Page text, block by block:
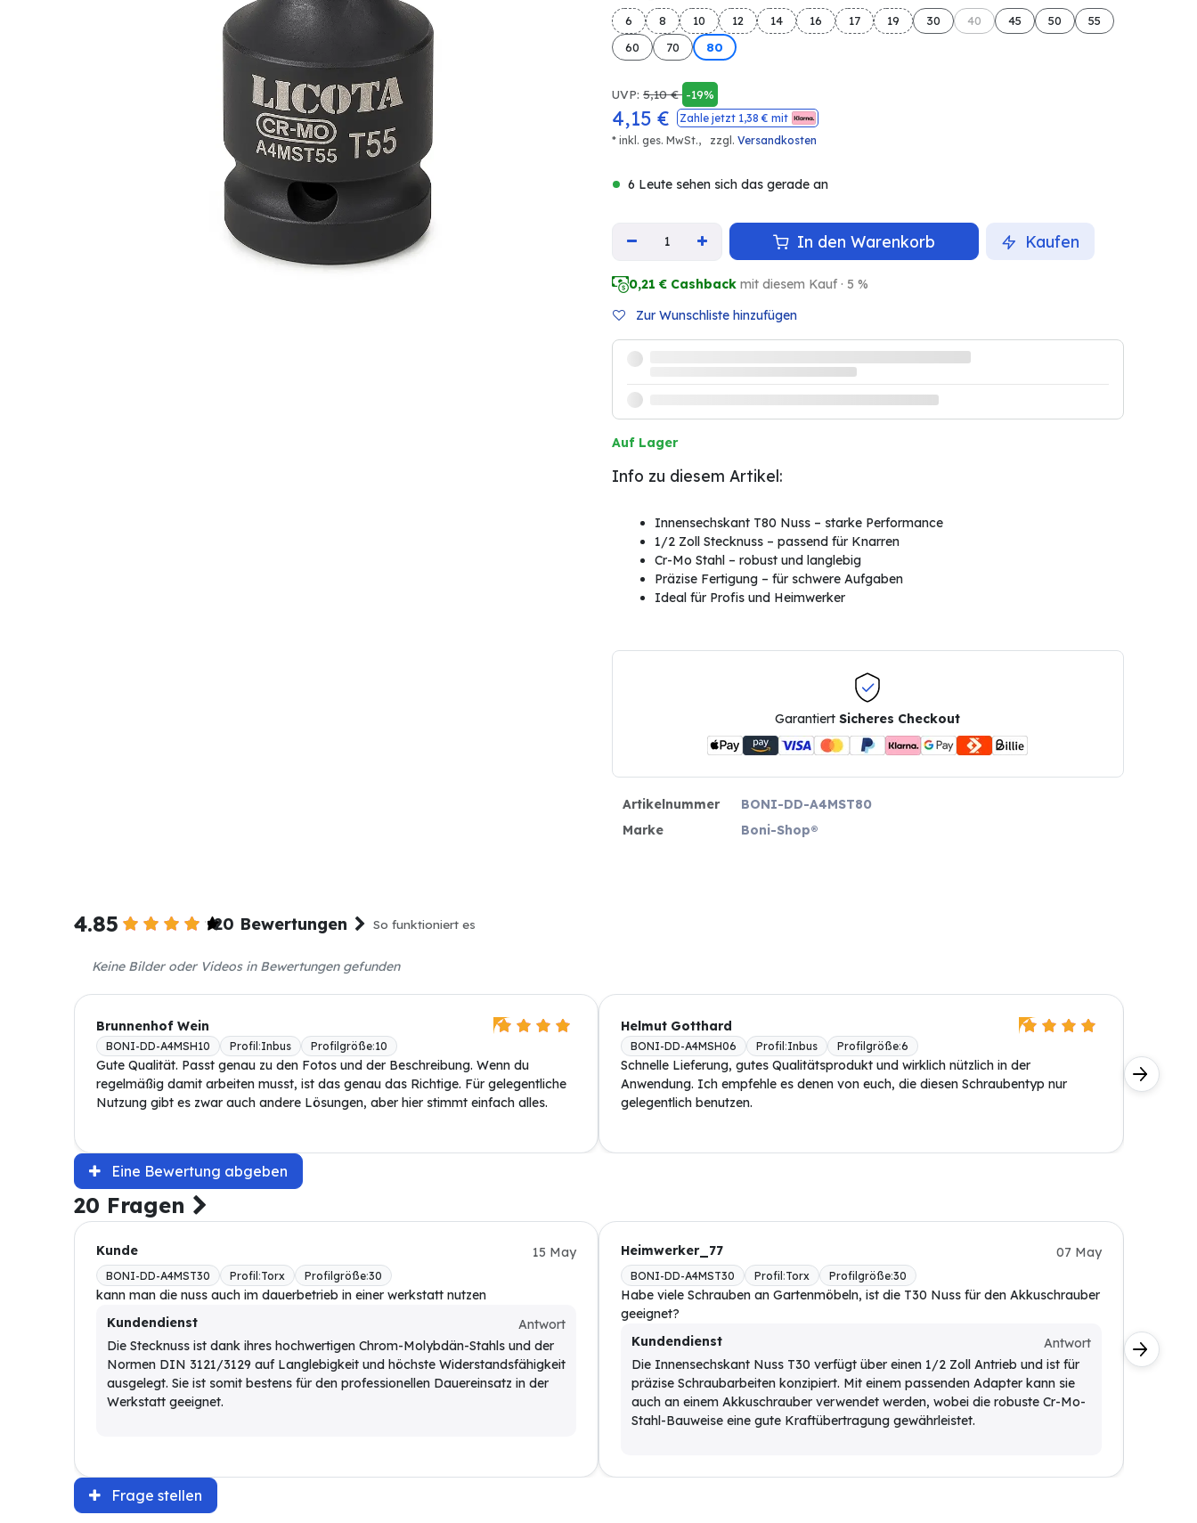
6 8 10 12 14 16 17 19 30 40 45 50
55
60
70 80
UVP: 5,10€ -19%
4,15 € Zahle jetzt 1,38 € mit
* inkl. ges. MwSt.,
zzgl. Versandkosten
6 Leute sehen sich das gerade an
In den Warenkorb Kaufen
0,21 € Cashback mit diesem Kauf · 5 %
Zur Wunschliste hinzufügen
Auf Lager
Info zu diesem Artikel:
Innensechskant T80 Nuss – starke Performance
1/2 Zoll Stecknuss – passend für Knarren
Cr-Mo Stahl – robust und langlebig
Präzise Fertigung – für schwere Aufgaben
Ideal für Profis und Heimwerker
GarantiertSicheres Checkout
Artikelnummer
BONI-DD-A4MST80
Marke
Boni-Shop®
4.85 20 Bewertungen So funktioniert es
Keine Bilder oder Videos in Bewertungen gefunden
Brunnenhof Wein
BONI-DD-A4MSH10 Profil :Inbus Profilgröße:10
Gute Qualität. Passt genau zu den Fotos und der Beschreibung. Wenn du
regelmäßig damit arbeiten musst, ist das genau das Richtige. Für gelegentliche
Nutzung gibt es zwar auch andere Lösungen, aber hier stimmt einfach alles.
Helmut Gotthard
BONI-DD-A4MSH06 Profil :Inbus Profilgröße:6
Schnelle Lieferung, gutes Qualitätsprodukt und wirklich nützlich in der
Anwendung. Ich empfehle es denen von euch, die diesen Schraubentyp nur
gelegentlich benutzen.
Alles
Deal
Eine Bewertung abgeben
20 Fragen
Kunde 15 May
BONI-DD-A4MST30 Profil:Torx Profilgröße:30
kann man die nuss auch im dauerbetrieb in einer werkstatt nutzen
Kundendienst
Antwort
Die Stecknuss ist dank ihres hochwertigen Chrom-Molybdän-Stahls und der
Normen DIN 3121/3129 auf Langlebigkeit und höchste Widerstandsfähigkeit
ausgelegt. Sie ist somit bestens für den professionellen Dauereinsatz in der
Werkstatt geeignet.
Heimwerker_77 07 May
BONI-DD-A4MST30 Profil:Torx Profilgröße:30
Habe viele Schrauben an Gartenmöbeln, ist die T30 Nuss für den Akkuschrauber
geeignet?
Kundendienst
Antwort
Die Innensechskant Nuss T30 verfügt über einen 1/2 Zoll Antrieb und ist für
präzise Schraubarbeiten konzipiert. Mit einem passenden Adapter kann sie
auch an einem Akkuschrauber verwendet werden, wobei die robuste Cr-Mo-
Stahl-Bauweise eine gute Kraftübertragung gewährleistet.
Ja,
erfüllt
Frage stellen